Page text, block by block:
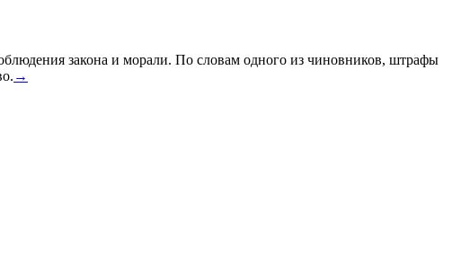
закона и морали. По словам одного из чиновников, штрафы
→